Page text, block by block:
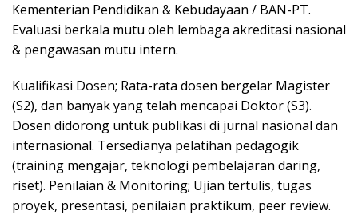
Kementerian Pendidikan & Kebudayaan / BAN-PT.
Evaluasi berkala mutu oleh lembaga akreditasi nasional
& pengawasan mutu intern.
Kualifikasi Dosen; Rata-rata dosen bergelar Magister
(S2), dan banyak yang telah mencapai Doktor (S3).
Dosen didorong untuk publikasi di jurnal nasional dan
internasional. Tersedianya pelatihan pedagogik
(training mengajar, teknologi pembelajaran daring,
riset). Penilaian & Monitoring; Ujian tertulis, tugas
proyek, presentasi, penilaian praktikum, peer review.